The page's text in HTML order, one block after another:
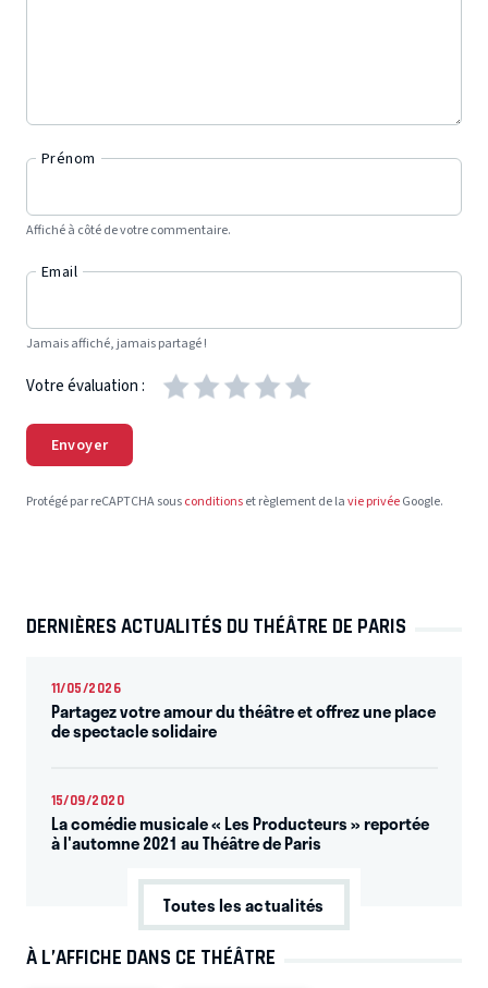
Prénom
Affiché à côté de votre commentaire.
Email
Jamais affiché, jamais partagé !
Votre évaluation :
Envoyer
Protégé par reCAPTCHA sousconditionset règlement de lavie privéeGoogle.
DERNIÈRES ACTUALITÉS DU THÉÂTRE DE PARIS
11/05/2026
Partagez votre amour du théâtre et offrez une place
de spectacle solidaire
15/09/2020
La comédie musicale « Les Producteurs » reportée
à l'automne 2021 au Théâtre de Paris
Toutes les actualités
À L’AFFICHE DANS CE THÉÂTRE